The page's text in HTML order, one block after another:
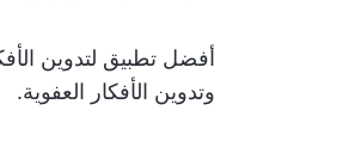
أفضل تطبيق لتدوين
وتدوين الأفكار العفوية.